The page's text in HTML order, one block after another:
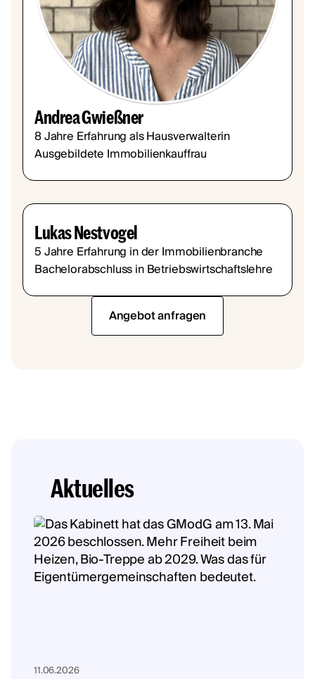
Andrea Gwießner
8 Jahre Erfahrung als Hausverwalterin
Ausgebildete Immobilienkauffrau
Lukas Nestvogel
5 Jahre Erfahrung in der Immobilienbranche
Bachelorabschluss in Betriebswirtschaftslehre
Angebot anfragen
Aktuelles
11.06.2026